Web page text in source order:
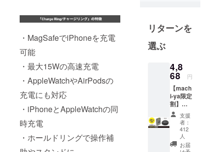
・MagSafeでiPhoneを充電
可能
・最大15Wの高速充電
・AppleWatchやAirPodsの
充電にも対応
・iPhoneとAppleWatchの同
時充電
・ホールドリングで操作補
人を喜ばせ
ホスピタリ
ます。
私たちはそ
れを雑貨で
実現するた
めに、笑顔
になれるよ
うなものを
発信してい
リターンを
選ぶ
4,8
68 円
【mach
i-ya限定
割】
MaGdg
et
Charge
Ring
Black
支援
者：
412
人
お届